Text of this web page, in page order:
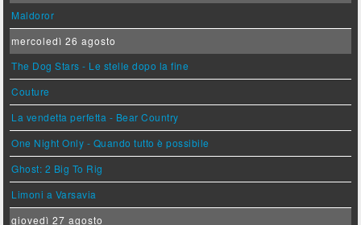
Maldoror
mercoledì 26 agosto
The Dog Stars - Le stelle dopo la fine
Couture
La vendetta perfetta - Bear Country
One Night Only - Quando tutto è possibile
Ghost: 2 Big To Rig
Limoni a Varsavia
giovedì 27 agosto